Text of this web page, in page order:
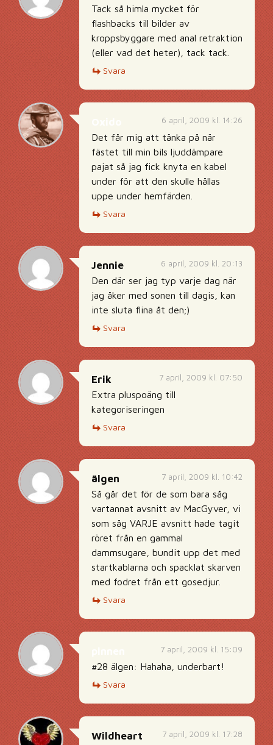
Tack så himla mycket för
flashbacks till bilder av
kroppsbyggare med anal retraktion
(eller vad det heter), tack tack.
Svara
6 april, 2009 kl. 14:26
Det får mig att tänka på när
fästet till min bils ljuddämpare
pajat så jag fick knyta en kabel
under för att den skulle hållas
uppe under hemfärden.
Svara
6 april, 2009 kl. 20:13
Jennie
Den där ser jag typ varje dag när
jag åker med sonen till dagis, kan
inte sluta flina åt den;)
Svara
7 april, 2009 kl. 07:50
Erik
Extra pluspoäng till
kategoriseringen
Svara
7 april, 2009 kl. 10:42
älgen
Så går det för de som bara såg
vartannat avsnitt av MacGyver, vi
som såg VARJE avsnitt hade tagit
röret från en gammal
dammsugare, bundit upp det med
startkablarna och spacklat skarven
med fodret från ett gosedjur.
Svara
7 april, 2009 kl. 15:09
#28 älgen: Hahaha, underbart!
Svara
7 april, 2009 kl. 17:28
Wildheart